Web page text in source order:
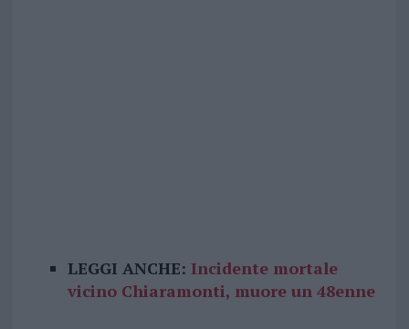
LEGGI ANCHE: Incidente mortale
vicino Chiaramonti, muore un 48enne